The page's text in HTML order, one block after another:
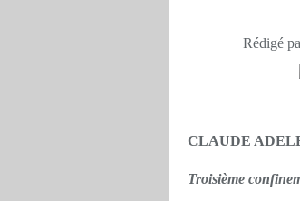
Rédigé
CLAUDE
Troisième